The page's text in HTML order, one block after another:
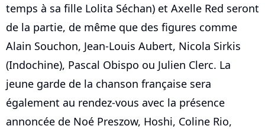
temps à sa fille Lolita Séchan) et Axelle Red seront
de la partie, de même que des figures comme
Alain Souchon, Jean-Louis Aubert, Nicola Sirkis
(Indochine), Pascal Obispo ou Julien Clerc. La
jeune garde de la chanson française sera
également au rendez-vous avec la présence
annoncée de Noé Preszow, Hoshi, Coline Rio,